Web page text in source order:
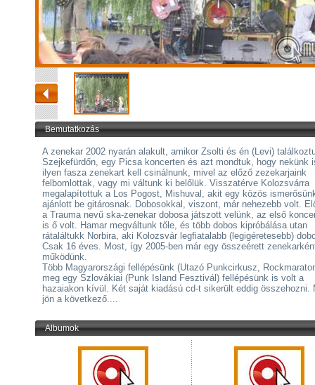
Bemutatkozás
A zenekar 2002 nyarán alakult, amikor Zsolti és én (Levi)
Szejkefürdőn, egy Picsa koncerten és azt mondtuk, hogy nekünk
ilyen fasza zenekart kell csinálnunk, mivel az előző zezekarjaink
felbomlottak, vagy mi váltunk ki belőlük. Visszatérve Kolozsvárra
megalapítottuk a Los Pogost, Mishuval, akit egy közös
ajánlott be gitárosnak. Dobosokkal, viszont, már nehezebb volt.
a Trauma nevű ska-zenekar dobosa játszott velünk, az első
is ő volt. Hamar megváltunk tőle, és több dobos kipróbálása utan
rátaláltukk Norbira, aki Kolozsvár legfiatalabb (legigéretesebb)
Csak 16 éves. Most, így 2005-ben már egy összeérett
működünk.
Több Magyarországi fellépésünk (Utazó Punkcirkusz,
meg egy Szlovákiai (Punk Island Fesztivál) fellépésünk is volt a
hazaiakon kívül. Két saját kiadású cd-t sikerült eddig összehozni.
jön a következő....
Albumok